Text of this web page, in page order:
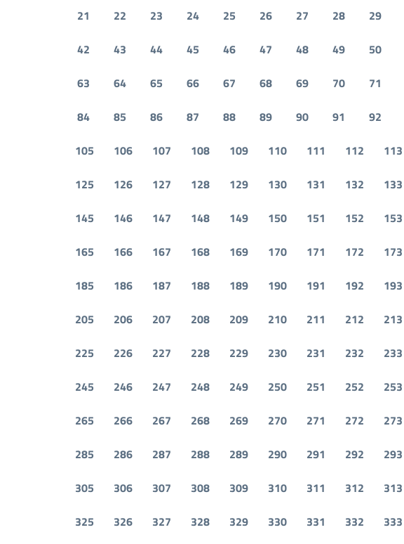
21
22 23 24 25 26 27 28 29
42
43 44 45 46 47 48 49 50
63
64 65 66 67 68 69 70 71
84
85 86 87 88 89 90 91 92
105
106 107 108 109 110 111 112 113
125
126 127 128 129 130 131 132 133
145
146 147 148 149 150 151 152 153
165
166 167 168 169 170 171 172 173
185
186 187 188 189 190 191 192 193
205
206 207 208 209 210 211 212 213
225
226 227 228 229 230 231 232 233
245
246 247 248 249 250 251 252 253
265
266 267 268 269 270 271 272 273
285
286 287 288 289 290 291 292 293
305
306 307 308 309 310 311 312 313
325
326 327 328 329 330 331 332 333